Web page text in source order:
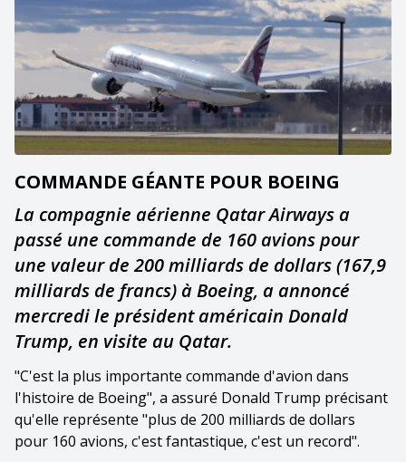
COMMANDE GÉANTE POUR BOEING
La compagnie aérienne Qatar Airways a
passé une commande de 160 avions pour
une valeur de 200 milliards de dollars (167,9
milliards de francs) à Boeing, a annoncé
mercredi le président américain Donald
Trump, en visite au Qatar.
"C'est la plus importante commande d'avion dans
l'histoire de Boeing", a assuré Donald Trump précisant
qu'elle représente "plus de 200 milliards de dollars
pour 160 avions, c'est fantastique, c'est un record".